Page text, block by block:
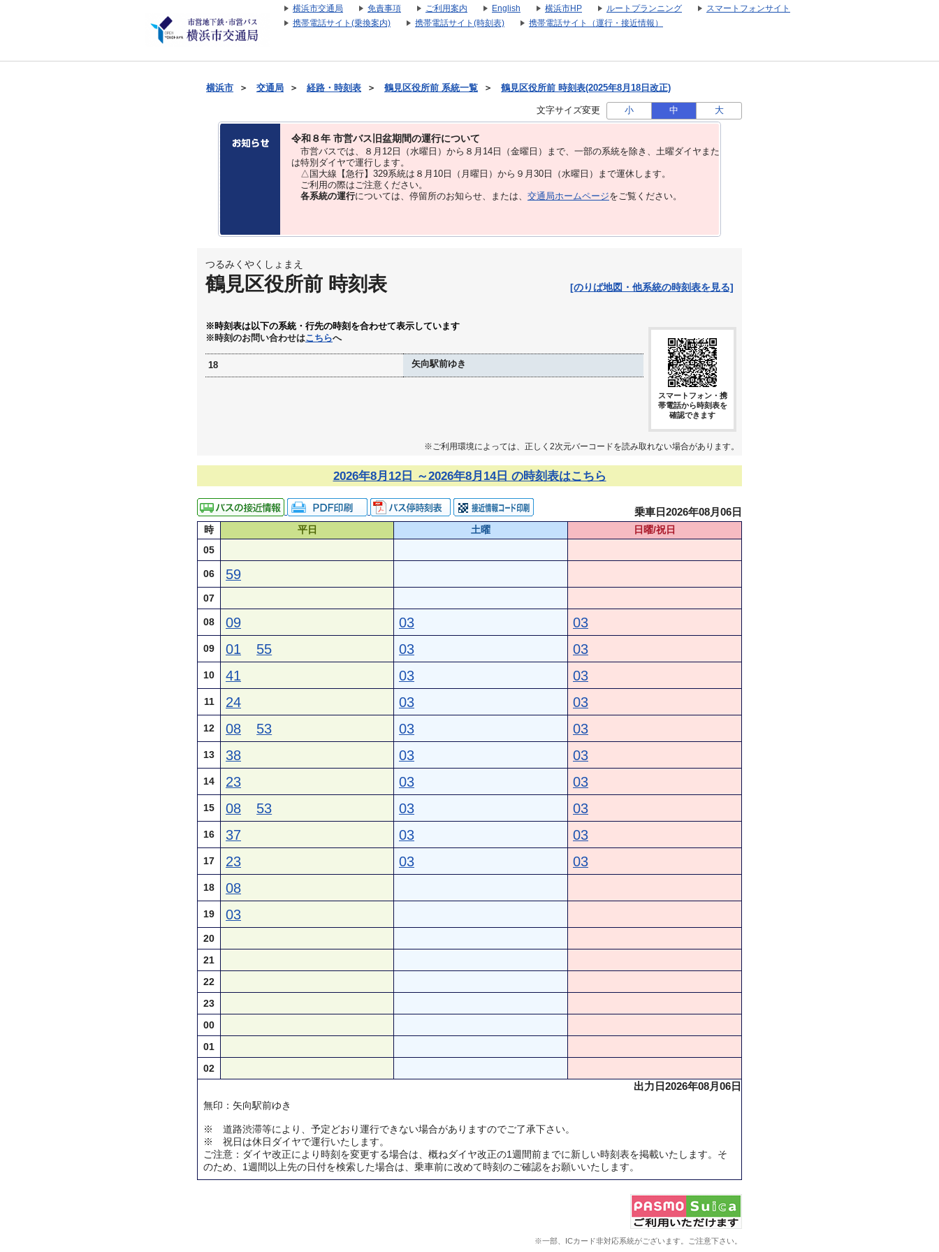
横浜市交通局 免責事項 ご利用案内 English 横浜市HP ルートプランニング
スマートフォンサイト
携帯電話サイト(乗換案内)
携帯電話サイト(時刻表) 携帯電話サイト（運行・接近情報）
横浜市 ＞ 交通局 ＞ 経路・時刻表 ＞ 鶴見区役所前 系統一覧 ＞ 鶴見区役所前 時刻表(2025年8月18日改正)
文字サイズ変更 小 中 大
令和８年 市営バス旧盆期間の運行について
市営バスでは、８⽉12⽇（水曜日）から８⽉14⽇（金曜日）まで、⼀部の系統を除き、⼟曜ダイヤまた
は特別ダイヤで運⾏します。
△国大線【急行】329系統は８月10日（月曜日）から９月30日（水曜日）まで運休します。
ご利用の際はご注意ください。
各系統の運行については、停留所のお知らせ、または、 交通局ホームページをご覧ください。
つるみくやくしょまえ
鶴見区役所前 時刻表 [のりば地図・他系統の時刻表を見る]
※時刻表は以下の系統・行先の時刻を合わせて表示しています
※時刻のお問い合わせはこちらへ
18 矢向駅前ゆき
スマートフォン・携
帯電話から時刻表を
確認できます
※ご利用環境によっては、正しく2次元バーコードを読み取れない場合があります。
2026年8月12日 ～2026年8月14日 の時刻表はこちら
乗車日2026年08月06日
時 平日 土曜
日曜/祝日
05
06 59
07
08 09 03 03
09 01 55 03 03
10 41 03 03
11 24 03 03
12 08 53 03 03
13 38 03 03
14 23 03 03
15 08 53 03 03
16 37 03 03
17 23 03 03
18 08
19 03
20
21
22
23
00
01
02
出力日2026年08月06日
無印：矢向駅前ゆき
※ 道路渋滞等により、予定どおり運行できない場合がありますのでご了承下さい。
※ 祝日は休日ダイヤで運行いたします。
ご注意：ダイヤ改正により時刻を変更する場合は、概ねダイヤ改正の1週間前までに新しい時刻表を掲載いたします。そ
のため、1週間以上先の日付を検索した場合は、乗車前に改めて時刻のご確認をお願いいたします。
※一部、ICカード非対応系統がございます。ご注意下さい。